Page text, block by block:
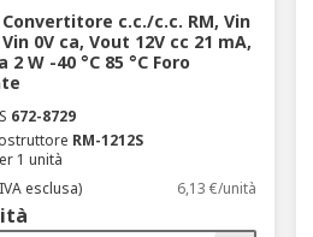
Convertitore c.c./c.c. RM, Vin
0V ca, Vout 12V cc 21 mA,
2 W -40 °C 85 °C Foro
672-8729
RM-1212S
1 unità
esclusa) 6,13 €/unità